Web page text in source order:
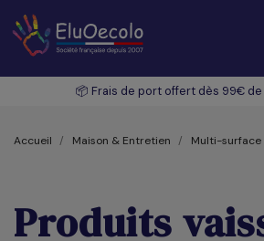
📦 Frais de port offert dès 99€
Accueil Maison & Entretien Multi-surface
Produits